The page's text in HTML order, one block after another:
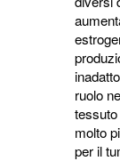
ruolo
molto
per il